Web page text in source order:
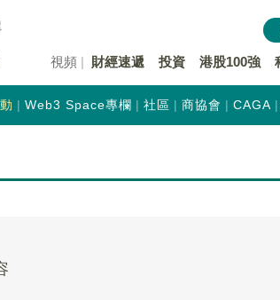
視頻 財經速遞 投資 港股100強
Web3 Space專欄 社區 商協會 CAGA